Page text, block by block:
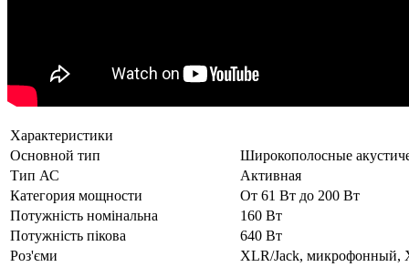
Характеристики
Основной тип
Широкополосные
Тип АС
Активная
Категория мощности
От 61 Вт до 200 Вт
Потужність номінальна
160 Вт
Потужність пікова
640 Вт
Роз'єми
XLR/Jack, микрофонный,